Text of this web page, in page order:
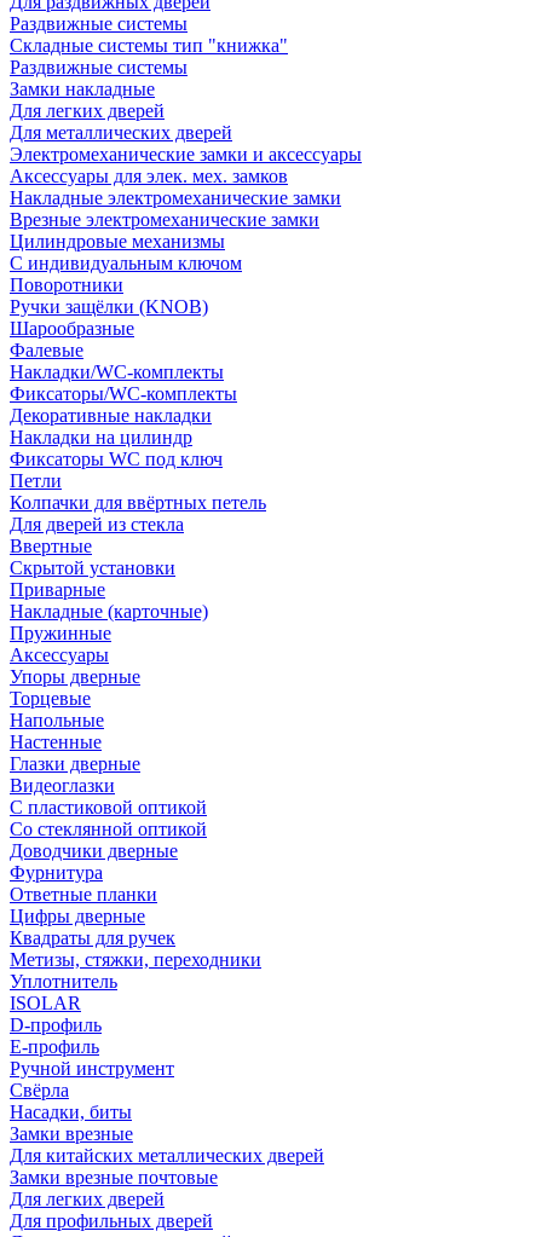
Раздвижные системы
Складные системы тип "книжка"
Раздвижные системы
Замки накладные
Для легких дверей
Для металлических дверей
Электромеханические замки и аксессуары
Аксессуары для элек. мех. замков
Накладные электромеханические замки
Врезные электромеханические замки
Цилиндровые механизмы
С индивидуальным ключом
Поворотники
Ручки защёлки (KNOB)
Шарообразные
Фалевые
Накладки/WC-комплекты
Фиксаторы/WC-комплекты
Декоративные накладки
Накладки на цилиндр
Фиксаторы WC под ключ
Петли
Колпачки для ввёртных петель
Для дверей из стекла
Ввертные
Скрытой установки
Приварные
Накладные (карточные)
Пружинные
Аксессуары
Упоры дверные
Торцевые
Напольные
Настенные
Глазки дверные
Видеоглазки
С пластиковой оптикой
Со стеклянной оптикой
Доводчики дверные
Фурнитура
Ответные планки
Цифры дверные
Квадраты для ручек
Метизы, стяжки, переходники
Уплотнитель
ISOLAR
D-профиль
Е-профиль
Ручной инструмент
Свёрла
Насадки, биты
Замки врезные
Для китайских металлических дверей
Замки врезные почтовые
Для легких дверей
Для профильных дверей